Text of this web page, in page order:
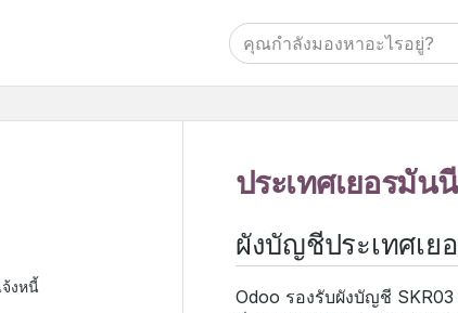
งหนี้
ประเทศเยอรมันนี
ผังบัญชีประเทศเย
Odoo รองรับผังบัญชี